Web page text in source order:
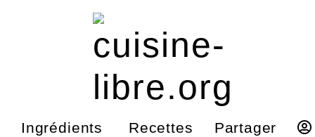
Ingrédients Recettes Partager